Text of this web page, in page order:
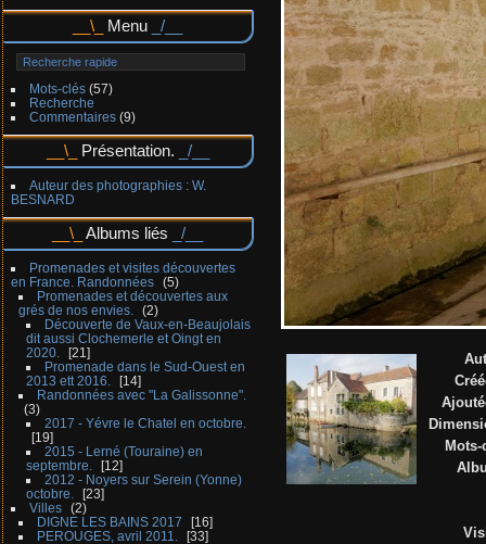
Menu
Mots-clés(57)
Recherche
Commentaires(9)
Présentation.
Auteur des photographies : W.
BESNARD
Albums liés
Promenades et visites découvertes
en France. Randonnées
5
Promenades et découvertes aux
grés de nos envies.
2
Découverte de Vaux-en-Beaujolais
dit aussi Clochemerle et Oingt en
2020.
21
Promenade dans le Sud-Ouest en
2013 ett 2016.
14
Randonnées avec "La Galissonne".
3
2017 - Yévre le Chatel en octobre.
19
2015 - Lerné (Touraine) en
septembre.
12
2012 - Noyers sur Serein (Yonne)
octobre.
23
Villes
2
DIGNE LES BAINS 2017
16
PEROUGES, avril 2011.
33
Mots-